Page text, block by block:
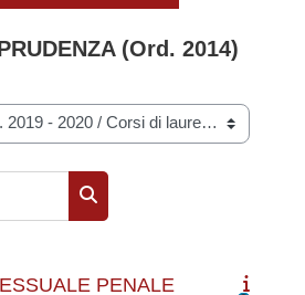
(Ord. 2014)
Cerca corsi
PENALE